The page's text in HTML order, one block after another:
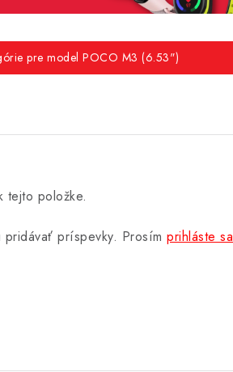
pre model POCO M3 (6.53")
tejto položke.
príspevky. Prosím prihláste sa